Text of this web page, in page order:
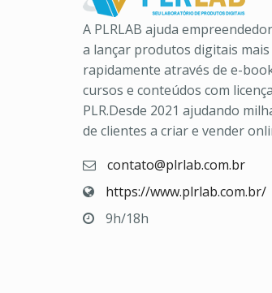
A PLRLAB ajuda
a lançar produtos digitais mais
rapidamente através de e-
cursos e conteúdos com licença
PLR.Desde 2021 ajudando
de clientes a criar e vender
contato@plrlab.com.br
https://www.plrlab.com.br/
9h/18h